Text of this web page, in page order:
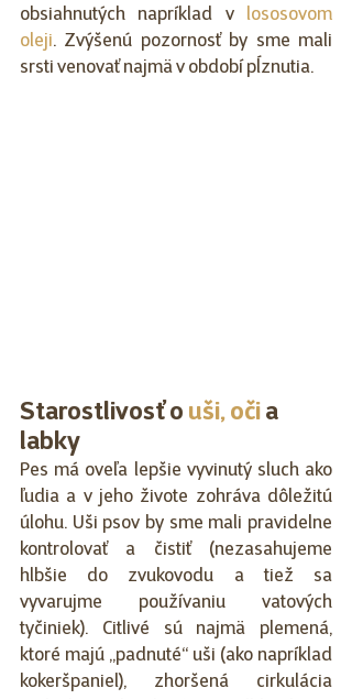
obsiahnutých napríklad v lososovom
oleji. Zvýšenú pozornosť by sme mali
srsti venovať najmä v období pĺznutia.
Starostlivosť o uši, oči a
labky
Pes má oveľa lepšie vyvinutý sluch ako
ľudia a v jeho živote zohráva dôležitú
úlohu. Uši psov by sme mali pravidelne
kontrolovať a čistiť (nezasahujeme
hlbšie do zvukovodu a tiež sa
vyvarujme používaniu vatových
tyčiniek). Citlivé sú najmä plemená,
ktoré majú „padnuté“ uši (ako napríklad
kokeršpaniel), zhoršená cirkulácia